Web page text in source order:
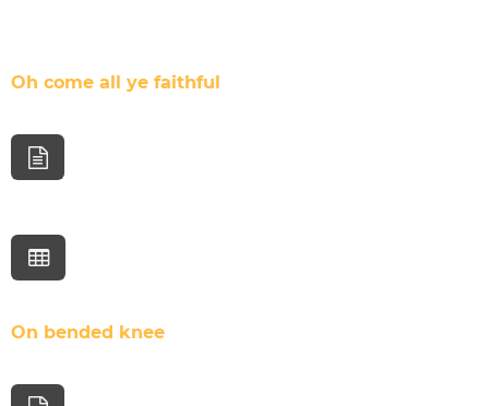
Oh come all ye faithful
On bended knee